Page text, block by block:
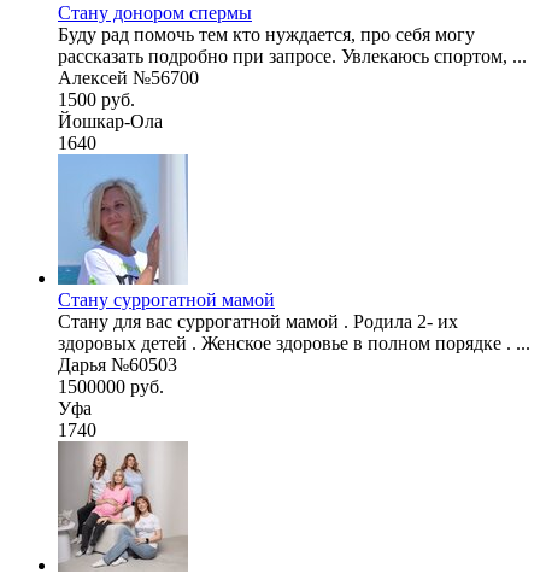
Стану донором спермы
Буду рад помочь тем кто нуждается, про себя могу
рассказать подробно при запросе. Увлекаюсь спортом, ...
Алексей №56700
1500 руб.
Йошкар-Ола
1640
Стану суррогатной мамой
Стану для вас суррогатной мамой . Родила 2- их
здоровых детей . Женское здоровье в полном порядке . ...
Дарья №60503
1500000 руб.
Уфа
1740